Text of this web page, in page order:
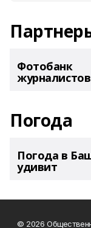
Фотобанк
Погода
Погода в
удивит
© 2026